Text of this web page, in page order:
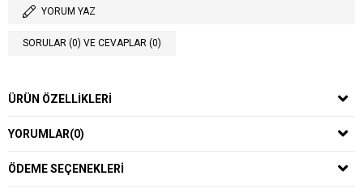
YORUM YAZ
SORULAR (0) VE CEVAPLAR (0)
ÜRÜN ÖZELLIKLERI
YORUMLAR(0)
ÖDEME SEÇENEKLERI